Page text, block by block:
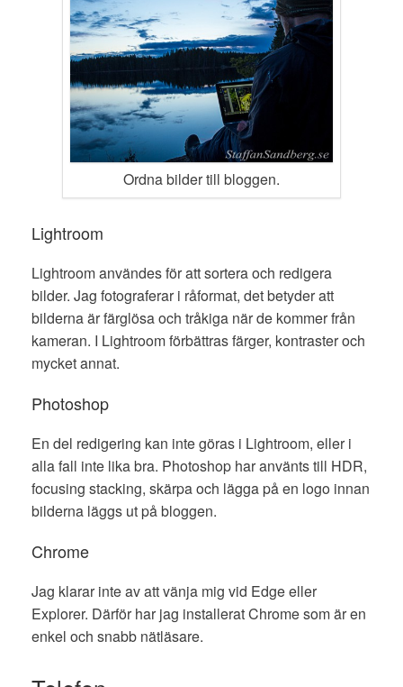
Ordna bilder till bloggen.
Lightroom
Lightroom användes för att sortera och redigera
bilder. Jag fotograferar i råformat, det betyder att
bilderna är färglösa och tråkiga när de kommer från
kameran. I Lightroom förbättras färger, kontraster och
mycket annat.
Photoshop
En del redigering kan inte göras i Lightroom, eller i
alla fall inte lika bra. Photoshop har använts till HDR,
focusing stacking, skärpa och lägga på en logo innan
bilderna läggs ut på bloggen.
Chrome
Jag klarar inte av att vänja mig vid Edge eller
Explorer. Därför har jag installerat Chrome som är en
enkel och snabb nätläsare.